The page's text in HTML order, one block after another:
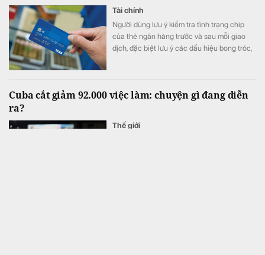
Tài chính
Người dùng lưu ý kiểm tra tình trạng chip
của thẻ ngân hàng trước và sau mỗi giao
dịch, đặc biệt lưu ý các dấu hiệu bong tróc,
Cuba cắt giảm 92.000 việc làm: chuyện gì đang diễn
ra?
Thế giới